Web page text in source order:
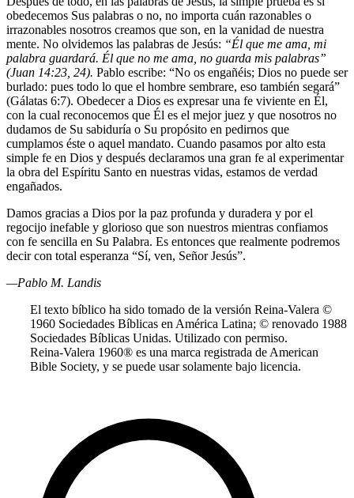
obedecemos Sus palabras o no, no importa cuán razonables o
irrazonables nosotros creamos que son, en la vanidad de nuestra
mente. No olvidemos las palabras de Jesús: “Él que me ama, mi
palabra guardará. Él que no me ama, no guarda mis palabras”
(Juan 14:23, 24). Pablo escribe: “No os engañéis; Dios no puede ser
burlado: pues todo lo que el hombre sembrare, eso también segará”
(Gálatas 6:7). Obedecer a Dios es expresar una fe viviente en Él,
con la cual reconocemos que Él es el mejor juez y que nosotros no
dudamos de Su sabiduría o Su propósito en pedirnos que
cumplamos éste o aquel mandato. Cuando pasamos por alto esta
simple fe en Dios y después declaramos una gran fe al experimentar
la obra del Espíritu Santo en nuestras vidas, estamos de verdad
engañados.
Damos gracias a Dios por la paz profunda y duradera y por el
regocijo inefable y glorioso que son nuestros mientras confiamos
con fe sencilla en Su Palabra. Es entonces que realmente podremos
decir con total esperanza “Sí, ven, Señor Jesús”.
—Pablo M. Landis
El texto bíblico ha sido tomado de la versión Reina-Valera ©
1960 Sociedades Bíblicas en América Latina; © renovado 1988
Sociedades Bíblicas Unidas. Utilizado con permiso.
Reina-Valera 1960® es una marca registrada de American
Bible Society, y se puede usar solamente bajo licencia.